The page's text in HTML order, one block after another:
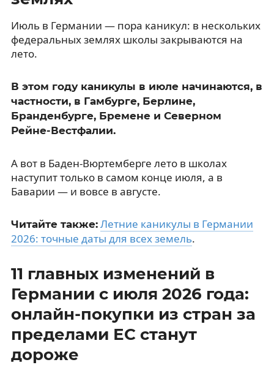
Июль в Германии — пора каникул: в нескольких
федеральных землях школы закрываются на
лето.
В этом году каникулы в июле начинаются, в
частности, в Гамбурге, Берлине,
Бранденбурге, Бремене и Северном
Рейне-Вестфалии.
А вот в Баден-Вюртемберге лето в школах
наступит только в самом конце июля, а в
Баварии — и вовсе в августе.
Читайте также: Летние каникулы в Германии
2026: точные даты для всех земель.
11 главных изменений в
Германии с июля 2026 года:
онлайн-покупки из стран за
пределами ЕС станут
дороже